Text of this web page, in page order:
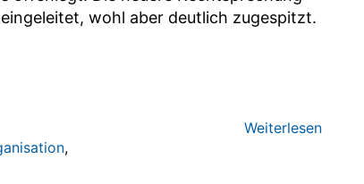
wohl aber deutlich zugespitzt.
,
Weiterlesen